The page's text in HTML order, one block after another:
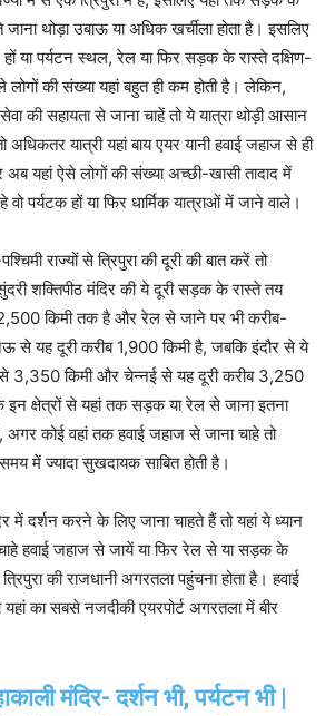
थोड़ा उबाऊ या अधिक खर्चीला होता है। इसलिए
हों या पर्यटन स्थल, रेल या फिर सड़क के रास्ते दक्षिण-
लोगों की संख्या यहां बहुत ही कम होती है। लेकिन,
की सहायता से जाना चाहें तो ये यात्रा थोड़ी आसान
अधिकतर यात्री यहां बाय एयर यानी हवाई जहाज से ही
यहां ऐसे लोगों की संख्या अच्छी-खासी तादाद में
वो पर्यटक हों या फिर धार्मिक यात्राओं में जाने वाले।
राज्यों से त्रिपुरा की दूरी की बात करें तो
शक्तिपीठ मंदिर की ये दूरी सड़क के रास्ते तय
किमी तक है और रेल से जाने पर भी करीब-
से यह दूरी करीब 1,900 किमी है, जबकि इंदौर से ये
3,350 किमी और चेन्नई से यह दूरी करीब 3,250
इन क्षेत्रों से यहां तक सड़क या रेल से जाना इतना
कोई वहां तक हवाई जहाज से जाना चाहे तो
में ज्यादा सुखदायक साबित होती है।
में दर्शन करने के लिए जाना चाहते हैं तो यहां ये ध्यान
हवाई जहाज से जायें या फिर रेल से या सड़क के
की राजधानी अगरतला पहुंचना होता है। हवाई
का सबसे नजदीकी एयरपोर्ट अगरतला में बीर
मंदिर- दर्शन भी, पर्यटन भी |